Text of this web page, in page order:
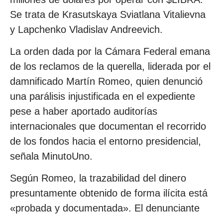
Se trata de Krasutskaya Sviatlana Vitalievna
y Lapchenko Vladislav Andreevich.
La orden dada por la Cámara Federal emana
de los reclamos de la querella, liderada por el
damnificado Martín Romeo, quien denunció
una parálisis injustificada en el expediente
pese a haber aportado auditorías
internacionales que documentan el recorrido
de los fondos hacia el entorno presidencial,
señala MinutoUno.
Según Romeo, la trazabilidad del dinero
presuntamente obtenido de forma ilícita está
«probada y documentada». El denunciante